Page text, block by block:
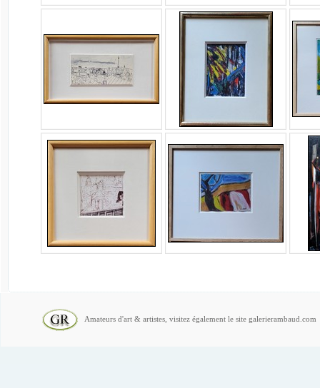
Amateurs d'art & artistes, visitez également le site galerierambaud.com